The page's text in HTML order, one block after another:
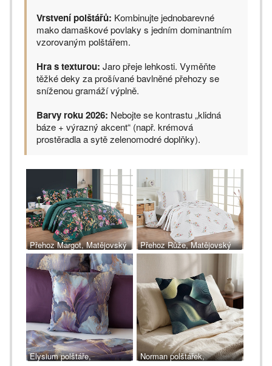
Vrstvení polštářů: Kombinujte jednobarevné
mako damaškové povlaky s jedním dominantním
vzorovaným polštářem.
Hra s texturou: Jaro přeje lehkosti. Vyměňte
těžké deky za prošívané bavlněné přehozy se
sníženou gramáží výplně.
Barvy roku 2026: Nebojte se kontrastu „klidná
báze + výrazný akcent“ (např. krémová
prostěradla a sytě zelenomodré doplňky).
Přehoz Margot, Matějovský Přehoz Růže, Matějovský
Elysium polštáře,
Norman polštářek,